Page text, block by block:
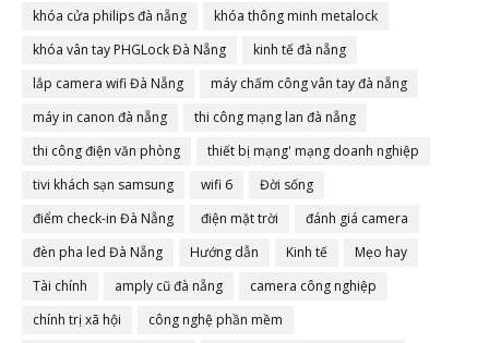
khóa cửa philips đà nẵng
khóa thông minh metalock
khóa vân tay PHGLock Đà Nẵng
kinh tế đà nẵng
lắp camera wifi Đà Nẵng
máy chấm công vân tay đà nẵng
máy in canon đà nẵng
thi công mạng lan đà nẵng
thi công điện văn phòng
thiết bị mạng' mạng doanh nghiệp
tivi khách sạn samsung
wifi 6
Đời sống
điểm check-in Đà Nẵng
điện mặt trời
đánh giá camera
đèn pha led Đà Nẵng
Hướng dẫn Kinh tế
Mẹo hay
Tài chính
amply cũ đà nẵng
camera công nghiệp
chính trị xã hội
công nghệ phần mềm